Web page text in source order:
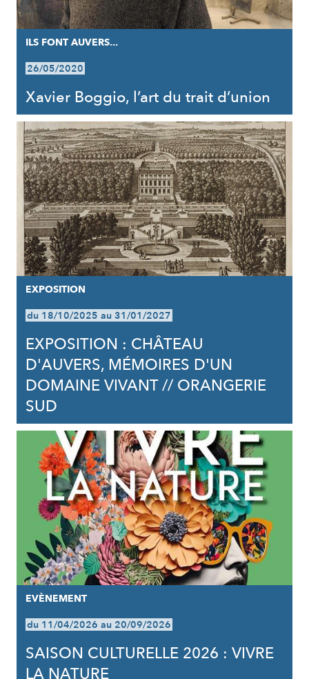
ILS FONT AUVERS...
26/05/2020
Xavier Boggio, l’art du trait d’union
EXPOSITION
du 18/10/2025 au 31/01/2027
EXPOSITION : CHÂTEAU
D'AUVERS, MÉMOIRES D'UN
DOMAINE VIVANT // ORANGERIE
SUD
EVÈNEMENT
du 11/04/2026 au 20/09/2026
SAISON CULTURELLE 2026 : VIVRE
LA NATURE